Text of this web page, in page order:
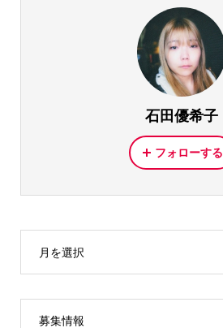
石田優希子
フォローする
月を選択
募集情報